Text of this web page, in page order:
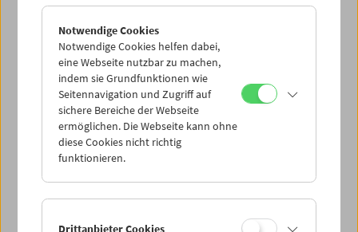
Notwendige Cookies
Notwendige Cookies helfen dabei,
eine Webseite nutzbar zu machen,
indem sie Grundfunktionen wie
Seitennavigation und Zugriff auf
sichere Bereiche der Webseite
ermöglichen. Die Webseite kann ohne
diese Cookies nicht richtig
funktionieren.
Drittanbieter Cookies